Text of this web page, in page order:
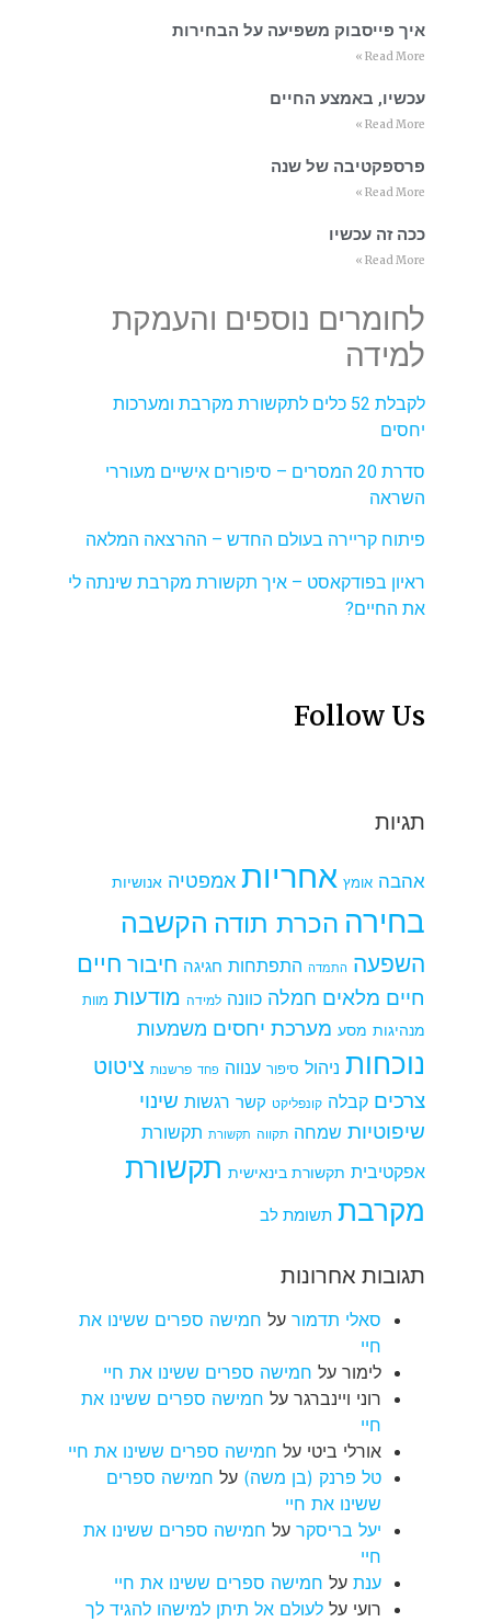
איך פייסבוק משפיעה על הבחירות
Read More »
עכשיו, באמצע החיים
Read More »
פרספקטיבה של שנה
Read More »
ככה זה עכשיו
Read More »
לחומרים נוספים והעמקת
למידה
לקבלת 52 כלים לתקשורת מקרבת ומערכות
יחסים
סדרת 20 המסרים – סיפורים אישיים מעוררי
השראה
פיתוח קריירה בעולם החדש – ההרצאה המלאה
ראיון בפודקאסט – איך תקשורת מקרבת שינתה לי
את החיים?
Follow Us
תגיות
אהבה אומץ אחריות אמפטיה אנושיות
בחירה הכרת תודה הקשבה
השפעה התמדה התפתחות חגיגה חיבור חיים
חיים מלאים חמלה כוונה למידה מודעות מוות
מנהיגות מסע מערכת יחסים משמעות
נוכחות ניהול סיפור ענווה פחד פרשנות ציטוט
צרכים קבלה קונפליקט קשר רגשות שינוי
שיפוטיות שמחה תקווה תקשורת תקשורת
אפקטיבית תקשורת בינאישית תקשורת
מקרבת תשומת לב
תגובות אחרונות
סאלי תדמור על חמישה ספרים ששינו את
חיי
לימור על חמישה ספרים ששינו את חיי
רוני ויינברגר על חמישה ספרים ששינו את
חיי
אורלי ביטי על חמישה ספרים ששינו את חיי
טל פרנק (בן משה) על חמישה ספרים
ששינו את חיי
יעל בריסקר על חמישה ספרים ששינו את
חיי
ענת על חמישה ספרים ששינו את חיי
רועי על לעולם אל תיתן למישהו להגיד לך